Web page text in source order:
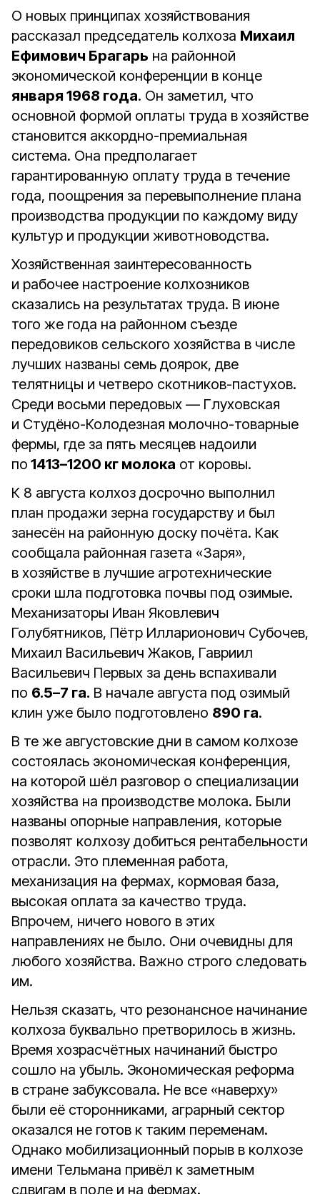
О новых принципах хозяйствования
рассказал председатель колхоза Михаил
Ефимович Брагарь на районной
экономической конференции в конце
января 1968 года. Он заметил, что
основной формой оплаты труда в хозяйстве
становится аккордно-премиальная
система. Она предполагает
гарантированную оплату труда в течение
года, поощрения за перевыполнение плана
производства продукции по каждому виду
культур и продукции животноводства.
Хозяйственная заинтересованность
и рабочее настроение колхозников
сказались на результатах труда. В июне
того же года на районном съезде
передовиков сельского хозяйства в числе
лучших названы семь доярок, две
телятницы и четверо скотников-пастухов.
Среди восьми передовых — Глуховская
и Студёно-Колодезная молочно-товарные
фермы, где за пять месяцев надоили
по 1413–1200 кг молока от коровы.
К 8 августа колхоз досрочно выполнил
план продажи зерна государству и был
занесён на районную доску почёта. Как
сообщала районная газета «Заря»,
в хозяйстве в лучшие агротехнические
сроки шла подготовка почвы под озимые.
Механизаторы Иван Яковлевич
Голубятников, Пётр Илларионович Субочев,
Михаил Васильевич Жаков, Гавриил
Васильевич Первых за день вспахивали
по 6.5–7 га. В начале августа под озимый
клин уже было подготовлено 890 га.
В те же августовские дни в самом колхозе
состоялась экономическая конференция,
на которой шёл разговор о специализации
хозяйства на производстве молока. Были
названы опорные направления, которые
позволят колхозу добиться рентабельности
отрасли. Это племенная работа,
механизация на фермах, кормовая база,
высокая оплата за качество труда.
Впрочем, ничего нового в этих
направлениях не было. Они очевидны для
любого хозяйства. Важно строго следовать
им.
Нельзя сказать, что резонансное начинание
колхоза буквально претворилось в жизнь.
Время хозрасчётных начинаний быстро
сошло на убыль. Экономическая реформа
в стране забуксовала. Не все «наверху»
были её сторонниками, аграрный сектор
оказался не готов к таким переменам.
Однако мобилизационный порыв в колхозе
имени Тельмана привёл к заметным
сдвигам в поле и на фермах.